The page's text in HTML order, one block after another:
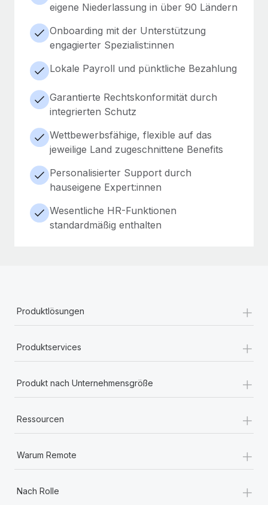
eigene Niederlassung in über 90 Ländern
Onboarding mit der Unterstützung
engagierter Spezialist:innen
Lokale Payroll und pünktliche Bezahlung
Garantierte Rechtskonformität durch
integrierten Schutz
Wettbewerbsfähige, flexible auf das
jeweilige Land zugeschnittene Benefits
Personalisierter Support durch
hauseigene Expert:innen
Wesentliche HR-Funktionen
standardmäßig enthalten
Produktlösungen +
Produktservices +
Produkt nach Unternehmensgröße +
Ressourcen +
Warum Remote +
Nach Rolle +